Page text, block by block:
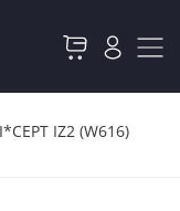
IZ2 (W616)